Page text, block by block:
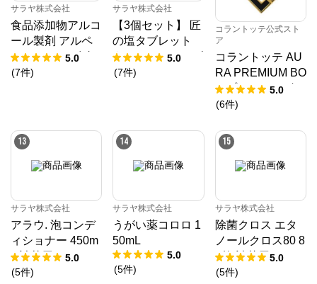
サラヤ株式会社
食品添加物アルコ
ール製剤 アルペ
ットNV 10L 八角
B.I.B.
5.0
(7件)
サラヤ株式会社
【3個セット】 匠
の塩タブレット
うましゅわサイダ
ー味 500g × 3
5.0
(7件)
コラントッテ公式スト
ア
コラントッテ AU
RA PREMIUM BO
X プレミアムゴー
ルド
5.0
(6件)
13
サラヤ株式会社
アラウ. 泡コンデ
ィショナー 450m
L 詰替用
5.0
(5件)
14
サラヤ株式会社
うがい薬コロロ 1
50mL
5.0
(5件)
15
サラヤ株式会社
除菌クロス エタ
ノールクロス80 8
0枚 詰替用 5.0
(5件)